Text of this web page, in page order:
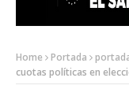
Home Portada
cuotas políticas en